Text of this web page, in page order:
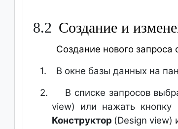
8.2 Создание и
Создание нового
1.
В окне базы данных на
2.
В списке запросов
view) или нажать кнопку
Конструктор (Design view)